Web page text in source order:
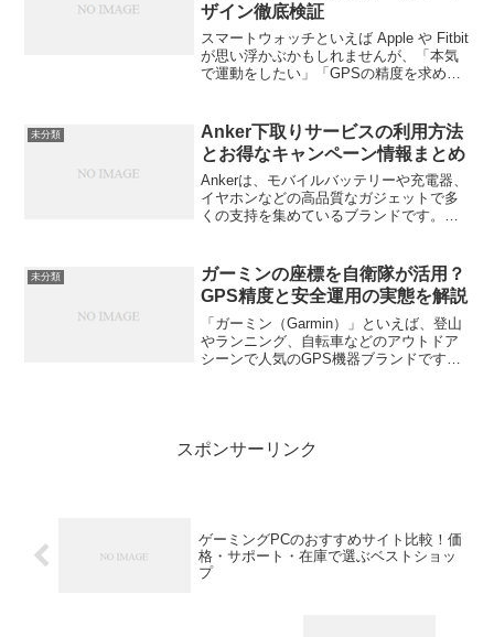
ザイン徹底検証
スマートウォッチといえば Apple や Fitbit
が思い浮かぶかもしれませんが、「本気
で運動をしたい」「GPSの精度を求めた
す。この記事では、ガーミンの代表的
な...
未分類
Anker下取りサービスの利用方法
とお得なキャンペーン情報まとめ
Ankerは、モバイルバッテリーや充電器、
イヤホンなどの高品質なガジェットで多
くの支持を集めているブランドです。そ
とってありませんか？実は、Ankerには下
取りサ...
未分類
ガーミンの座標を自衛隊が活用？
GPS精度と安全運用の実態を解説
「ガーミン（Garmin）」といえば、登山
やランニング、自転車などのアウトドア
シーンで人気のGPS機器ブランドですよ
スポンサーリンク
ゲーミングPCのおすすめサイト比較！価
格・サポート・在庫で選ぶベストショッ
プ